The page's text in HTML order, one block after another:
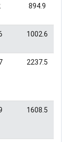
894.9
1002.6
2237.5
1608.5